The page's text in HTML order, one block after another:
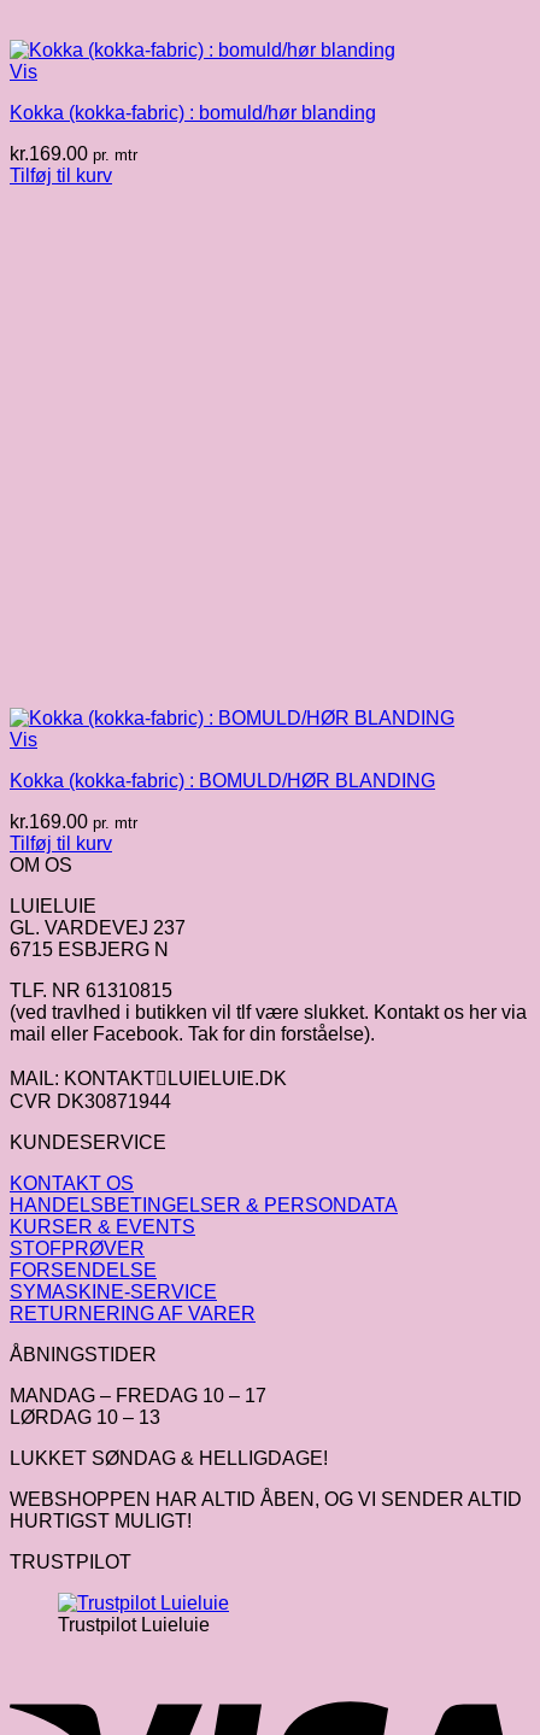
Vis
Kokka (kokka-fabric) : bomuld/hør blanding
kr.169.00 pr. mtr
Tilføj til kurv
Vis
Kokka (kokka-fabric) : BOMULD/HØR BLANDING
kr.169.00 pr. mtr
Tilføj til kurv
OM OS
LUIELUIE
GL. VARDEVEJ 237
6715 ESBJERG N
TLF. NR 61310815
(ved travlhed i butikken vil tlf være slukket. Kontakt os her via
mail eller Facebook. Tak for din forståelse).
MAIL: KONTAKTLUIELUIE.DK
CVR DK30871944
KUNDESERVICE
KONTAKT OS
HANDELSBETINGELSER & PERSONDATA
KURSER & EVENTS
STOFPRØVER
FORSENDELSE
SYMASKINE-SERVICE
RETURNERING AF VARER
ÅBNINGSTIDER
MANDAG – FREDAG 10 – 17
LØRDAG 10 – 13
LUKKET SØNDAG & HELLIGDAGE!
WEBSHOPPEN HAR ALTID ÅBEN, OG VI SENDER ALTID
HURTIGST MULIGT!
TRUSTPILOT
Trustpilot Luieluie